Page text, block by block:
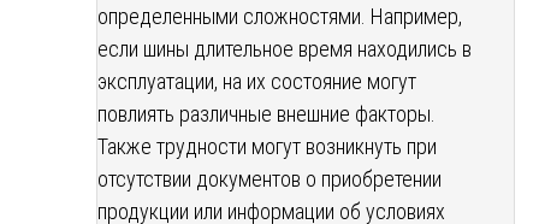
определенными сложностями. Например,
если шины длительное время находились в
эксплуатации, на их состояние могут
повлиять различные внешние факторы.
Также трудности могут возникнуть при
отсутствии документов о приобретении
продукции или информации об условиях